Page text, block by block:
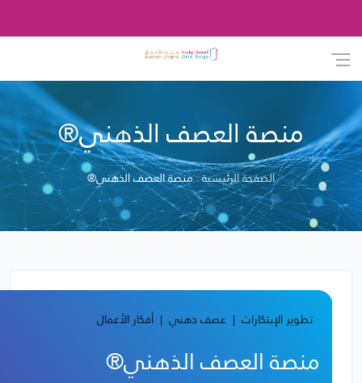
منصة العصف الذهني®
الصفحة الرئيسية منصة العصف الذهني®
تطوير الإبتكارات عصف ذهني أفكار الأعمال
منصة العصف الذهني®